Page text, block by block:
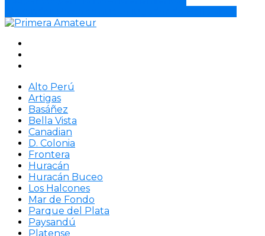
Alto Perú
Artigas
Basáñez
Bella Vista
Canadian
D. Colonia
Frontera
Huracán
Huracán Buceo
Los Halcones
Mar de Fondo
Parque del Plata
Paysandú
Platense